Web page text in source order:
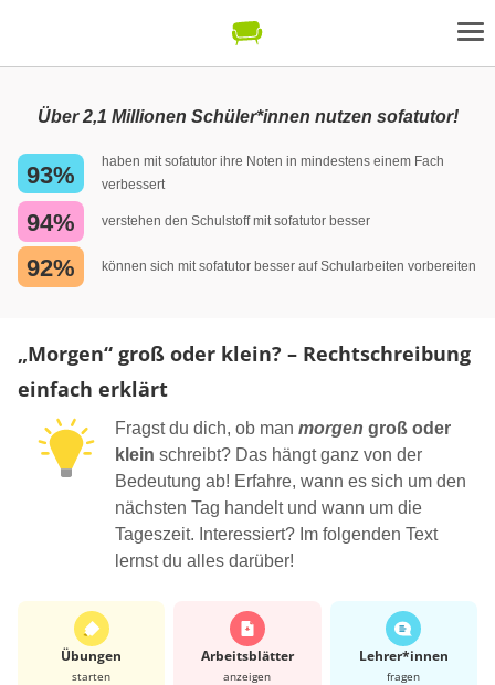
Über 2,1 Millionen Schüler*innen nutzen sofatutor!
93%
haben mit sofatutor ihre Noten in mindestens einem Fach
verbessert
94% verstehen den Schulstoff mit sofatutor besser
92% können sich mit sofatutor besser auf Schularbeiten vorbereiten
„Morgen“ groß oder klein? – Rechtschreibung
einfach erklärt
Fragst du dich, ob man morgen groß oder
klein schreibt? Das hängt ganz von der
Bedeutung ab! Erfahre, wann es sich um den
nächsten Tag handelt und wann um die
Tageszeit. Interessiert? Im folgenden Text
lernst du alles darüber!
Übungen
starten
Arbeits­blätter
anzeigen
Lehrer*​innen
fragen